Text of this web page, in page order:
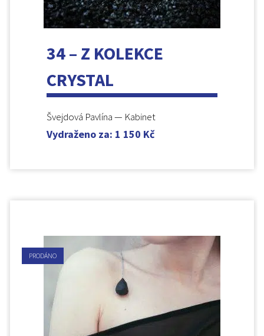
34 – Z KOLEKCE
CRYSTAL
Švejdová Pavlína — Kabinet
Vydraženo za: 1 150 Kč
PRODÁNO